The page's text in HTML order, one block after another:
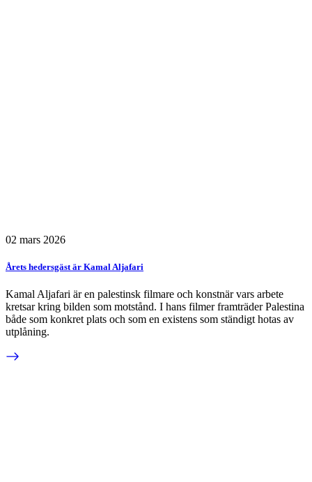
02 mars 2026
Årets hedersgäst är Kamal Aljafari
Kamal Aljafari är en palestinsk filmare och konstnär vars arbete
kretsar kring bilden som motstånd. I hans filmer framträder Palestina
både som konkret plats och som en existens som ständigt hotas av
utplåning.